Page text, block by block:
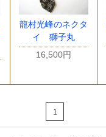
龍村光峰のネクタ
イ 獅子丸
16,500円
1